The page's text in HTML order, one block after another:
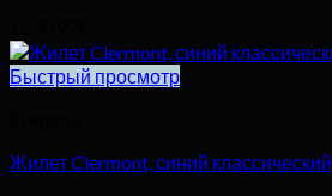
Быстрый просмотр
Жилет Clermont, синий классический